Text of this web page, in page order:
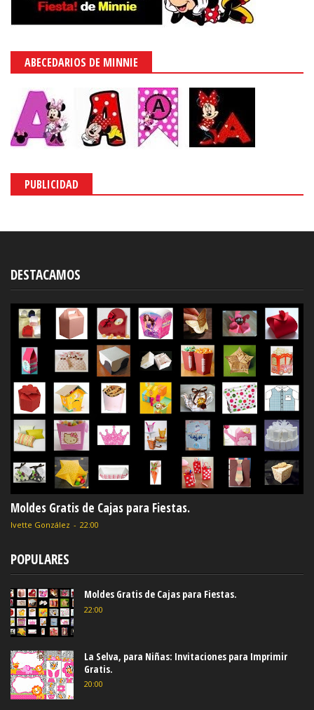
ABECEDARIOS DE MINNIE
PUBLICIDAD
DESTACAMOS
Moldes Gratis de Cajas para Fiestas.
Ivette González - 22:00
POPULARES
Moldes Gratis de Cajas para Fiestas.
22:00
La Selva, para Niñas: Invitaciones para Imprimir
Gratis.
20:00